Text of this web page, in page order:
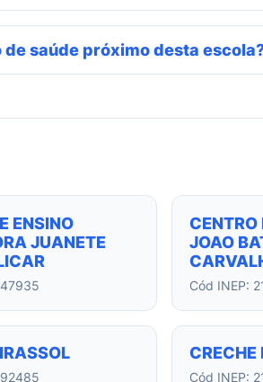
saúde próximo desta
ENSINO
JUANETE
JOAO
Cód INEP:
CRECHE
Cód INEP: